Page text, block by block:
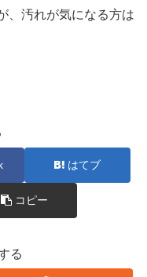
、汚れが気になる方は
はてブ
コピー
る